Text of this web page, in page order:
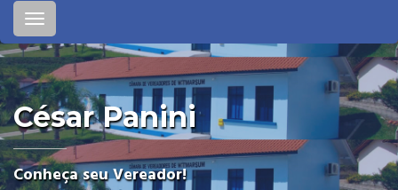
Toggle
navigation
César Panini
Conheça seu Vereador!